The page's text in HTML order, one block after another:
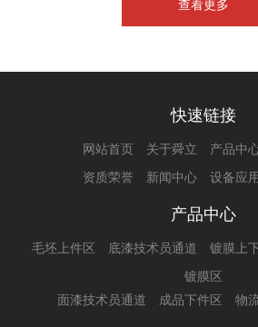
查看更多
快速链接
网站首页 关于舜立 产品中
资质荣誉
新闻中心 设备应用
产品中心
毛坯上件区 底漆技术员通道 镀膜上
镀膜区
面漆技术员通道
成品下件区 物